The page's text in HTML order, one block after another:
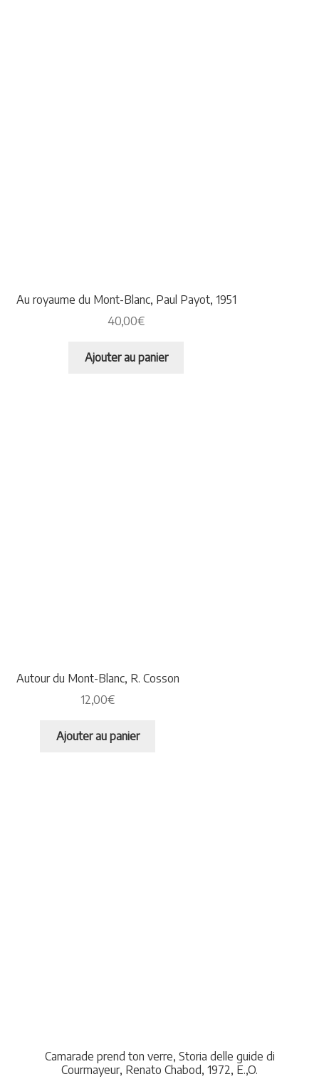
Au royaume du Mont-Blanc, Paul Payot, 1951
40,00€
Ajouter au panier
Autour du Mont-Blanc, R. Cosson
12,00€
Ajouter au panier
Camarade prend ton verre, Storia delle guide di
Courmayeur, Renato Chabod, 1972, E.,O.